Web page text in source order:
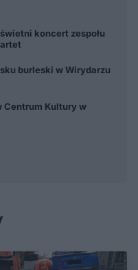
koncert zespołu
burleski w Wirydarzu
Centrum Kultury w